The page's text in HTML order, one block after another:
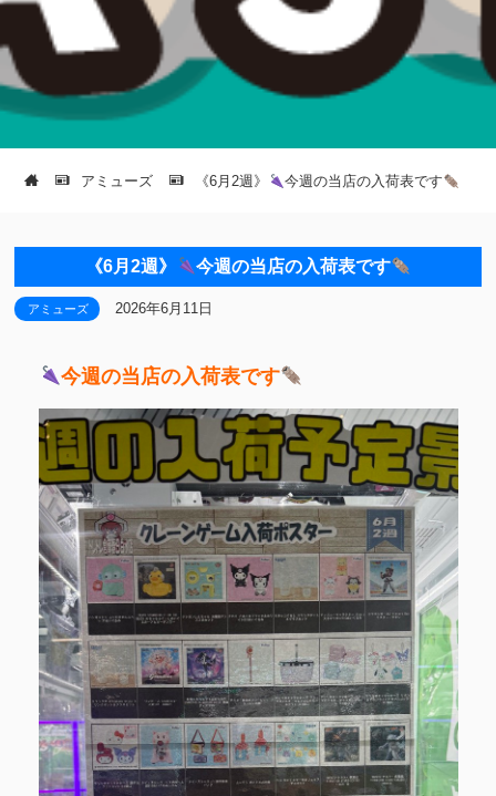
アミューズ 《6月2週》 今週の当店の入荷表です
《6月2週》 今週の当店の入荷表です
アミューズ 2026年6月11日
今週の当店の入荷表です